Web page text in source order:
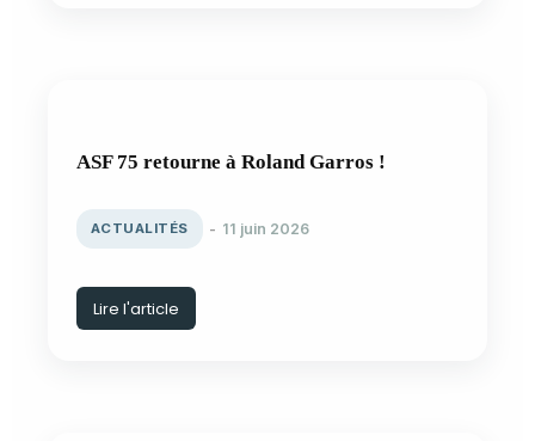
ASF 75 retourne à Roland Garros !
ACTUALITÉS 11 juin 2026
Lire l'article